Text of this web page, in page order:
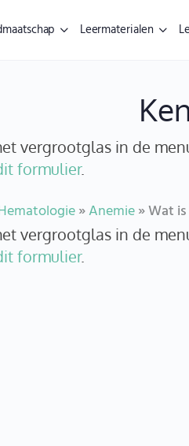
Leermaterialen
vergrootglas in de
formulier.
»Anemie»Wat
vergrootglas in de
formulier.